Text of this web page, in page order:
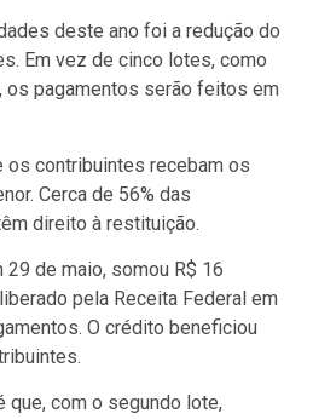
deste ano foi a redução do
Em vez de cinco lotes, como
os pagamentos serão feitos em
os contribuintes recebam os
Cerca de 56% das
direito à restituição.
de maio, somou R$ 16
pela Receita Federal em
O crédito beneficiou
que, com o segundo lote,